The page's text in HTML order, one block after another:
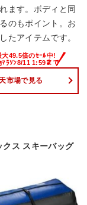
ます。ボディと同
のもポイント。お
たアイテムです。
市場で見る
ス スキーバッグ